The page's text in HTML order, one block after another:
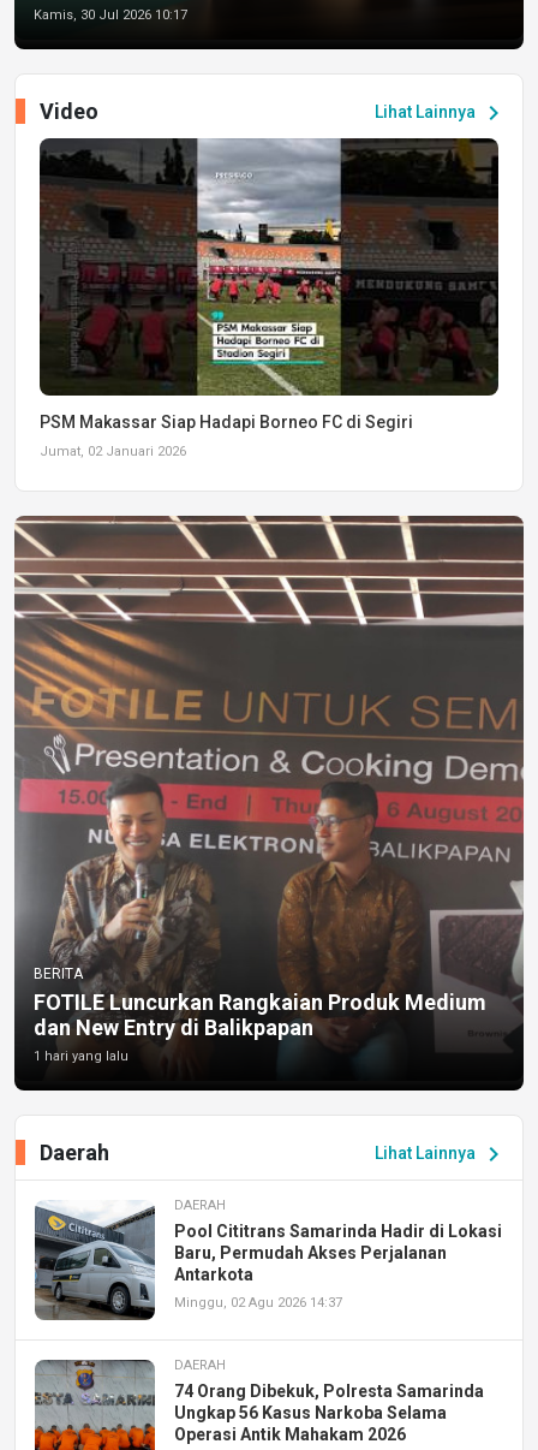
Kamis, 30 Jul 2026 10:17
Lihat Lainnya chevron_right
Video
PSM Makassar Siap Hadapi Borneo FC di Segiri
Jumat, 02 Januari 2026
BERITA
FOTILE Luncurkan Rangkaian Produk Medium
dan New Entry di Balikpapan
1 hari yang lalu
Lihat Lainnya chevron_right
Daerah
DAERAH
Pool Cititrans Samarinda Hadir di Lokasi
Baru, Permudah Akses Perjalanan
Antarkota
Minggu, 02 Agu 2026 14:37
DAERAH
74 Orang Dibekuk, Polresta Samarinda
Ungkap 56 Kasus Narkoba Selama
Operasi Antik Mahakam 2026